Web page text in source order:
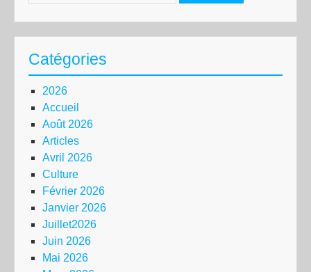
Catégories
2026
Accueil
Août 2026
Articles
Avril 2026
Culture
Février 2026
Janvier 2026
Juillet2026
Juin 2026
Mai 2026